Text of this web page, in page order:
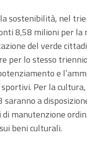
sostenibilità, nel
8,58 milioni per la
del verde
per lo stesso
e
Per la
saranno a
manutenzione
beni culturali.